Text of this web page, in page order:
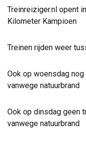
Treinreiziger.nl opent
Kilometer Kampioen
Treinen rijden weer
Ook op woensdag
vanwege natuurbrand
Ook op dinsdag geen
vanwege natuurbrand